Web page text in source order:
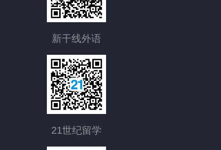
新干线外语
21世纪留学